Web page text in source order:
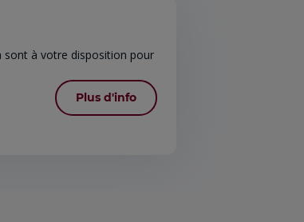
sont à votre disposition pour
Plus d'info